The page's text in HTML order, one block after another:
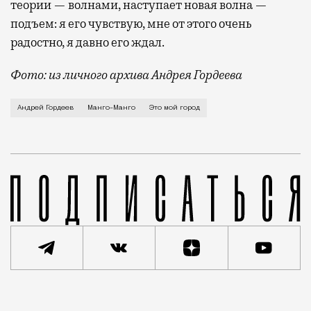
теории — волнами, наступает новая волна —
подъем: я его чувствую, мне от этого очень
радостно, я давно его ждал.
Фото: из личного архива Андрея Гордеева
О главном московском воспоминании из детства
Андрей Гордеев Манго-Манго Это мой город